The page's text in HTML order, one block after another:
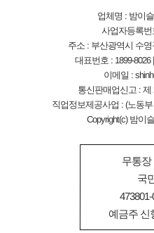
업체명 : 밤이
사업자등록번
주소 : 부산광역시 수
대표번호 : 1899-8026
이메일 :
통신판매업신고 : 제
직업정보제공사업 : (노동
Copyright(c) 밤이
무통장
국
예금주 신